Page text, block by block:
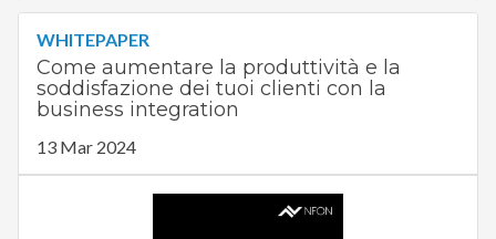
WHITEPAPER
Come aumentare la produttività e la
soddisfazione dei tuoi clienti con la
business integration
13 Mar 2024